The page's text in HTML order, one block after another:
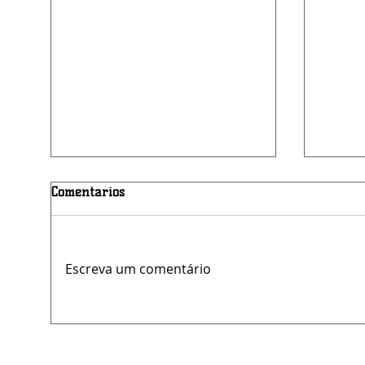
Tenente Coronel Andressa
de
Comentários
Escreva um comentário